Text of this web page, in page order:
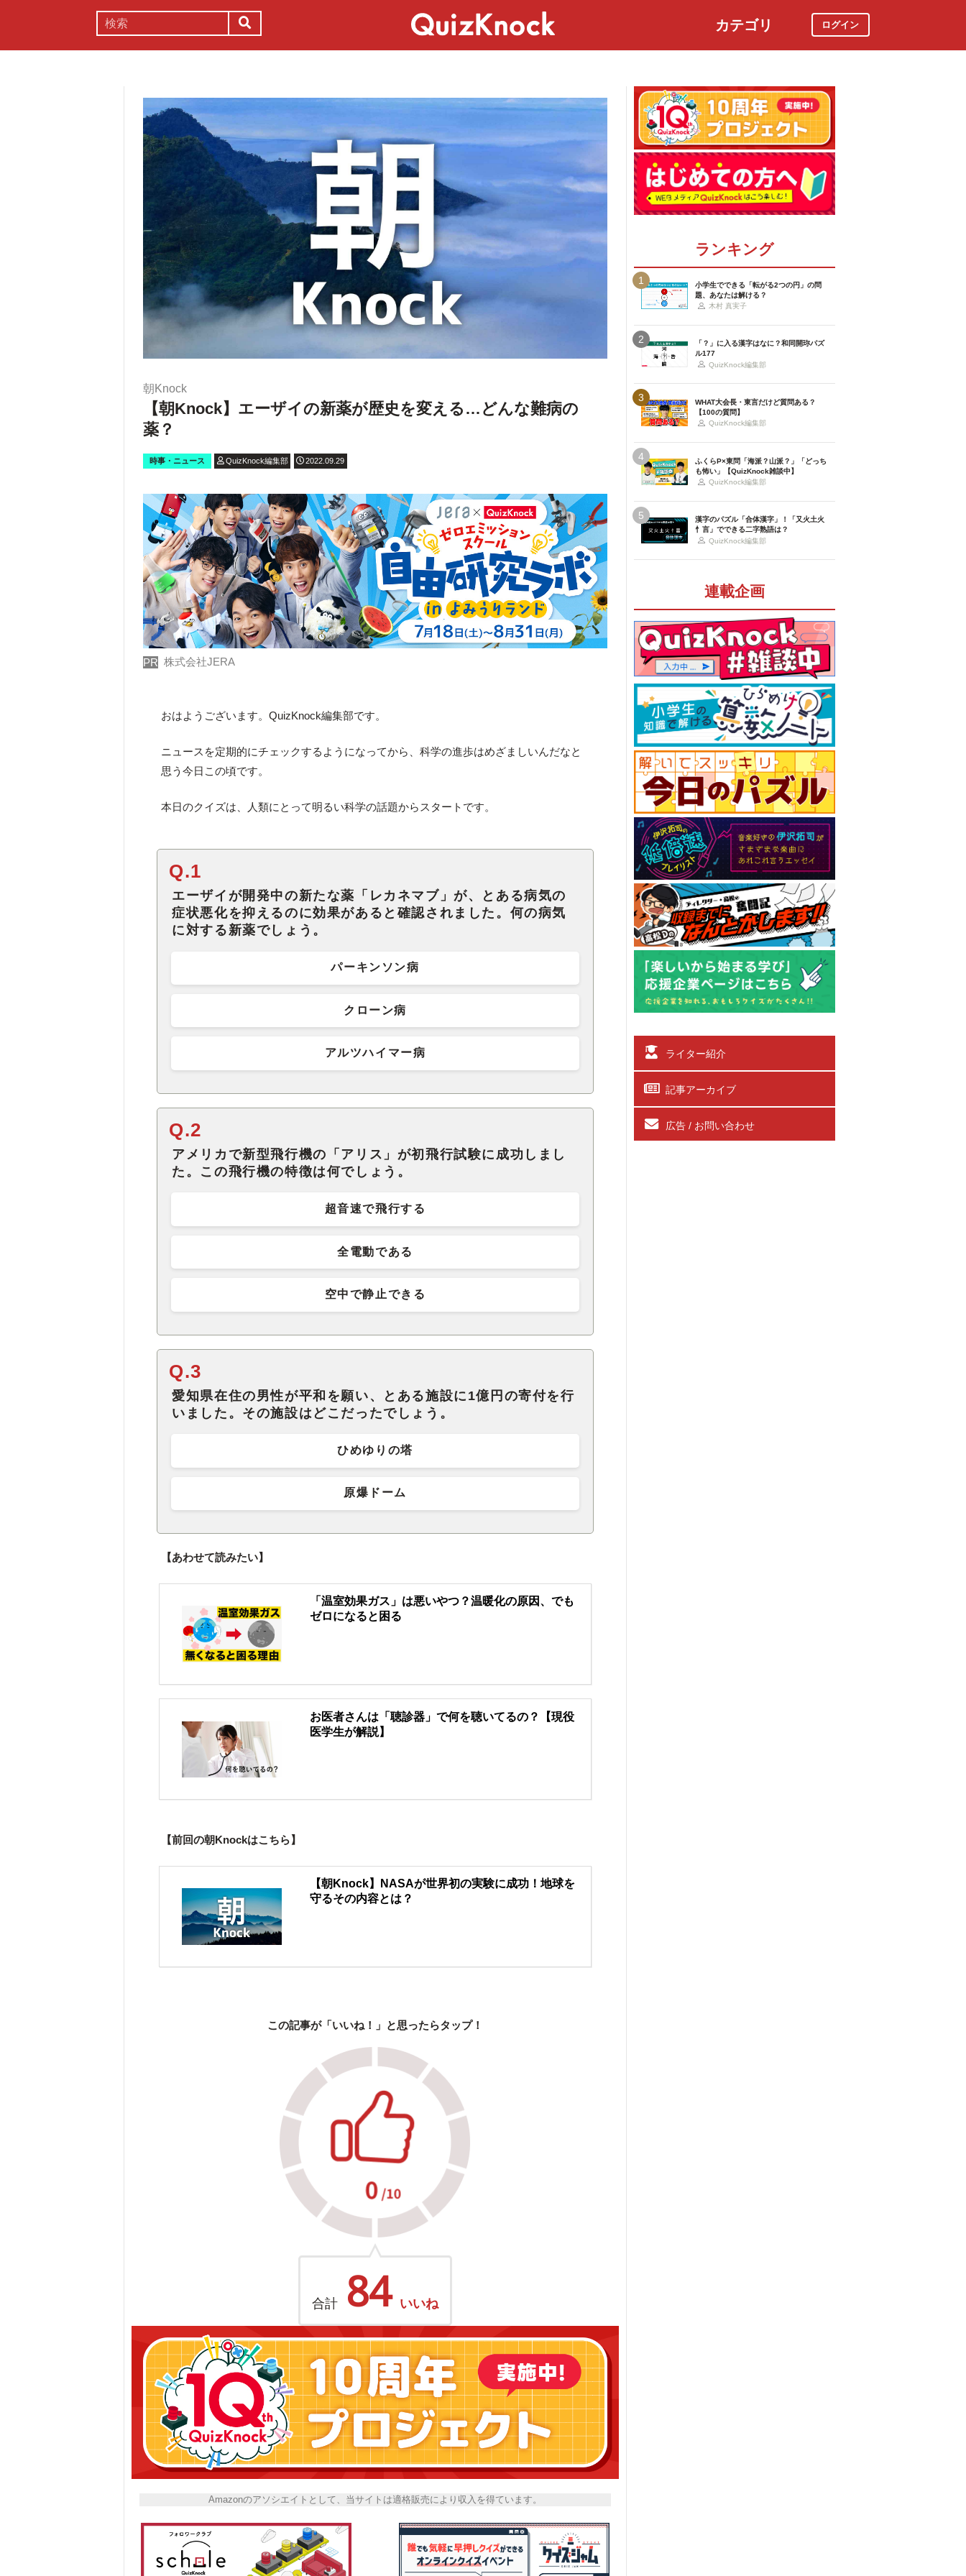
カテゴリ ログイン
朝Knock
【朝Knock】エーザイの新薬が歴史を変える…どんな難病の
薬？
時事・ニュース QuizKnock編集部 2022.09.29
PR 株式会社JERA
おはようございます。QuizKnock編集部です。
ニュースを定期的にチェックするようになってから、科学の進歩はめざましいんだなと
思う今日この頃です。
本日のクイズは、人類にとって明るい科学の話題からスタートです。
Q.1
エーザイが開発中の新たな薬「レカネマブ」が、とある病気の
症状悪化を抑えるのに効果があると確認されました。何の病気
に対する新薬でしょう。
パーキンソン病
クローン病
アルツハイマー病
Q.2
アメリカで新型飛行機の「アリス」が初飛行試験に成功しまし
た。この飛行機の特徴は何でしょう。
超音速で飛行する
全電動である
空中で静止できる
Q.3
愛知県在住の男性が平和を願い、とある施設に1億円の寄付を行
いました。その施設はどこだったでしょう。
ひめゆりの塔
原爆ドーム
【あわせて読みたい】
「温室効果ガス」は悪いやつ？温暖化の原因、でも
ゼロになると困る
お医者さんは「聴診器」で何を聴いてるの？【現役
医学生が解説】
【前回の朝Knockはこちら】
【朝Knock】NASAが世界初の実験に成功！地球を
守るその内容とは？
この記事が「いいね！」と思ったらタップ！
合計 84 いいね
Amazonのアソシエイトとして、当サイトは適格販売により収入を得ています。
ランキング
1
小学生でできる「転がる2つの円」の問
題、あなたは解ける？
木村 真実子
2
「？」に入る漢字はなに？和同開珎パズ
ル177
QuizKnock編集部
3
WHAT大会長・東言だけど質問ある？
【100の質問】
QuizKnock編集部
4
ふくらP×東問「海派？山派？」「どっち
も怖い」【QuizKnock雑談中】
QuizKnock編集部
5
漢字のパズル「合体漢字」！「又火土火
忄言」でできる二字熟語は？
QuizKnock編集部
連載企画
ライター紹介
記事アーカイブ
広告 / お問い合わせ